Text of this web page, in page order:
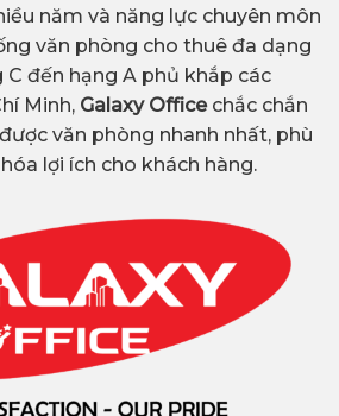
năm và năng lực chuyên môn
văn phòng cho thuê đa dạng
đến hạng A phủ khắp các
Minh, Galaxy Office chắc chắn
văn phòng nhanh nhất, phù
lợi ích cho khách hàng.